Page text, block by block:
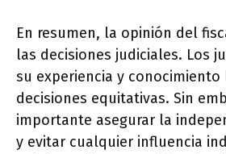
En resumen, la opinión del
las decisiones judiciales. Los
su experiencia y
decisiones equitativas. Sin
importante asegurar la
y evitar cualquier influencia